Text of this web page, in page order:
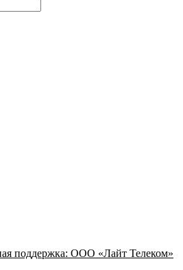
поддержка: ООО «Лайт Телеком»